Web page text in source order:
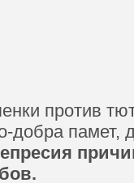
против
добра памет,